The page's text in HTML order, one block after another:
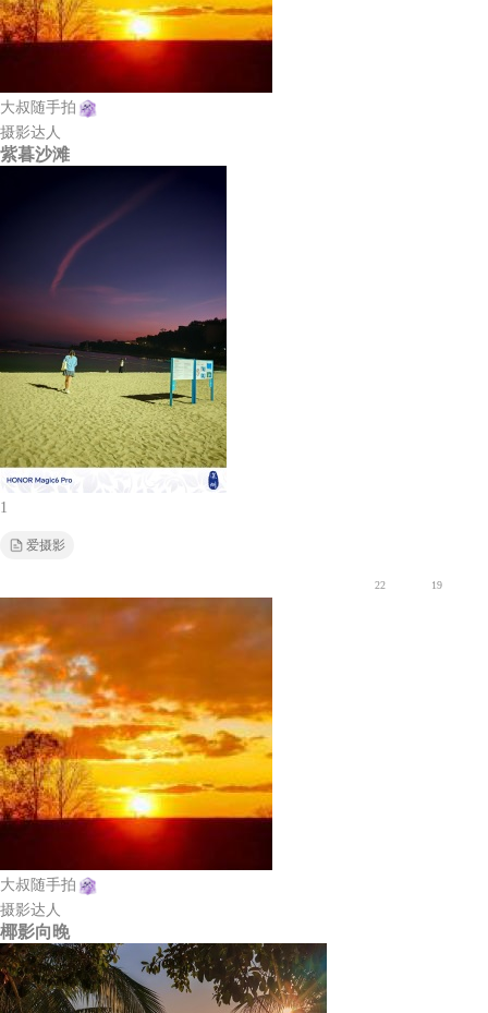
大叔随手拍
摄影达人
紫暮沙滩
1
爱摄影
22 19
大叔随手拍
摄影达人
椰影向晚